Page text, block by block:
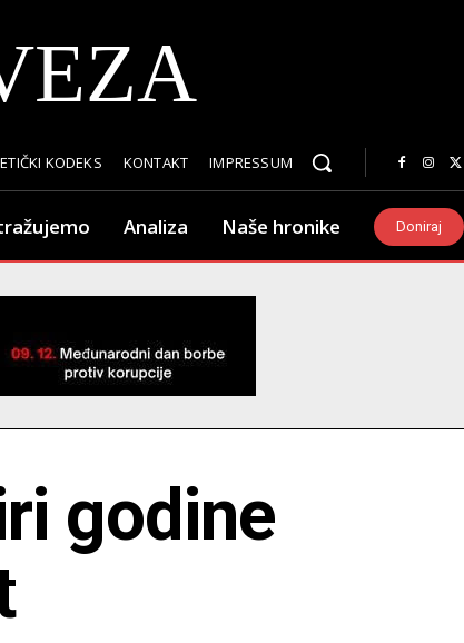
ETIČKI KODEKS KONTAKT IMPRESSUM
Analiza Naše hronike Doniraj
godine